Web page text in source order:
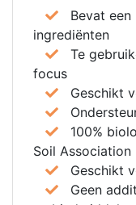
Bevat
ingrediënten
Te
focus
Geschikt
100%
Soil Association
Geschikt
Geen